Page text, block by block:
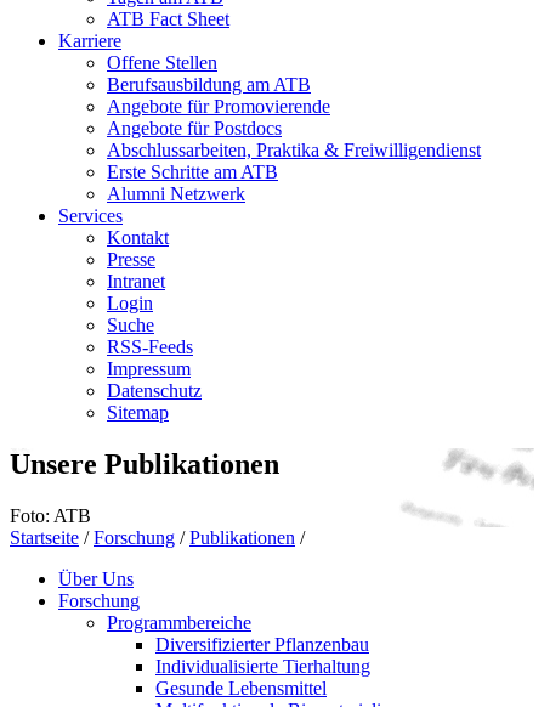
ATB Fact Sheet
Karriere
Offene Stellen
Berufsausbildung am ATB
Angebote für Promovierende
Angebote für Postdocs
Abschlussarbeiten, Praktika & Freiwilligendienst
Erste Schritte am ATB
Alumni Netzwerk
Services
Kontakt
Presse
Intranet
Login
Suche
RSS-Feeds
Impressum
Datenschutz
Sitemap
Unsere Publikationen
Foto: ATB
Startseite / Forschung / Publikationen /
Über Uns
Forschung
Programmbereiche
Diversifizierter Pflanzenbau
Individualisierte Tierhaltung
Gesunde Lebensmittel